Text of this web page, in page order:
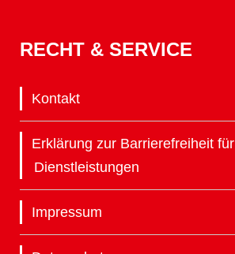
RECHT & SERVICE
Kontakt
Erklärung zur Barrierefreiheit für
Dienstleistungen
Impressum